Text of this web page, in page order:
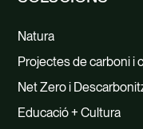
Natura
Projectes de carboni i
Net Zero i
Educació + Cultura